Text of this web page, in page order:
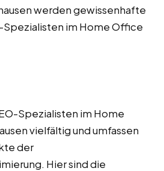
werden gewissenhafte
im Home Office
Spezialisten im Home
vielfältig und umfassen
der
Hier sind die